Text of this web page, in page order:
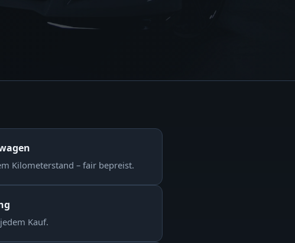
Kilometerstand – fair bepreist.
Kauf.